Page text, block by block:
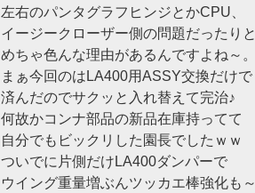
左右のパンタグラフヒンジとかCPU、
イージークローザー側の問題だったりと
めちゃ色んな理由があるんですよね～。
まぁ今回のはLA400用ASSY交換だけで
済んだのでサクッと入れ替えて完治♪
何故かコンナ部品の新品在庫持ってて
自分でもビックリした園長でしたｗｗ
ついでに片側だけLA400ダンパーで
ウイング重量増ぶんツッカエ棒強化も～